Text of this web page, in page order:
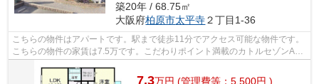
築20年 / 68.75㎡
大阪府柏原市太平寺２丁目1-36
こちらの物件はアパートです。駅まで徒歩11分でアクセス可能な物件です。
こちらの物件の家賃は7.5万です。こだわりポイント満載のカトルセゾンA
7.3万円 (管理費等：5,500円 )